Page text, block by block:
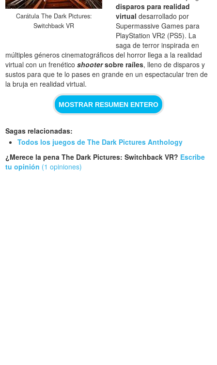
Carátula The Dark Pictures:
Switchback VR
disparos para realidad
virtual desarrollado por
Supermassive Games para
PlayStation VR2 (PS5). La
saga de terror inspirada en
múltiples géneros cinematográficos del horror llega a la realidad
virtual con un frenéticoshootersobre raíles, lleno de disparos y
sustos para que te lo pases en grande en un espectacular tren de
la bruja en realidad virtual.
MOSTRAR RESUMEN ENTERO
Sagas relacionadas:
Todos los juegos de The Dark Pictures Anthology
¿Merece la pena The Dark Pictures: Switchback VR? Escribe
tu opinión (1 opiniones)